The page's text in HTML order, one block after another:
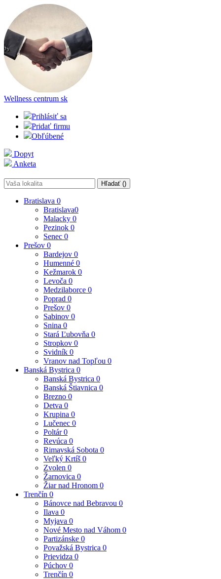
Wellness centrum sk
Prihlásiť sa
Pridať firmu
Obľúbené
Dopyt
Anketa
Hľadať ()
Bratislava 0
Bratislava0
Malacky 0
Pezinok 0
Senec 0
Prešov 0
Bardejov 0
Humenné 0
Kežmarok 0
Levoča 0
Medzilaborce 0
Poprad 0
Prešov 0
Sabinov 0
Snina 0
Stará Ľubovňa 0
Stropkov 0
Svidník 0
Vranov nad Topľou 0
Banská Bystrica 0
Banská Bystrica 0
Banská Štiavnica 0
Brezno 0
Detva 0
Krupina 0
Lučenec 0
Poltár0
Revúca 0
Rimavská Sobota 0
Veľký Krtíš 0
Zvolen 0
Žarnovica 0
Žiar nad Hronom 0
Trenčín 0
Bánovce nad Bebravou 0
Ilava 0
Myjava 0
Nové Mesto nad Váhom 0
Partizánske 0
Považská Bystrica 0
Prievidza 0
Púchov 0
Trenčín 0